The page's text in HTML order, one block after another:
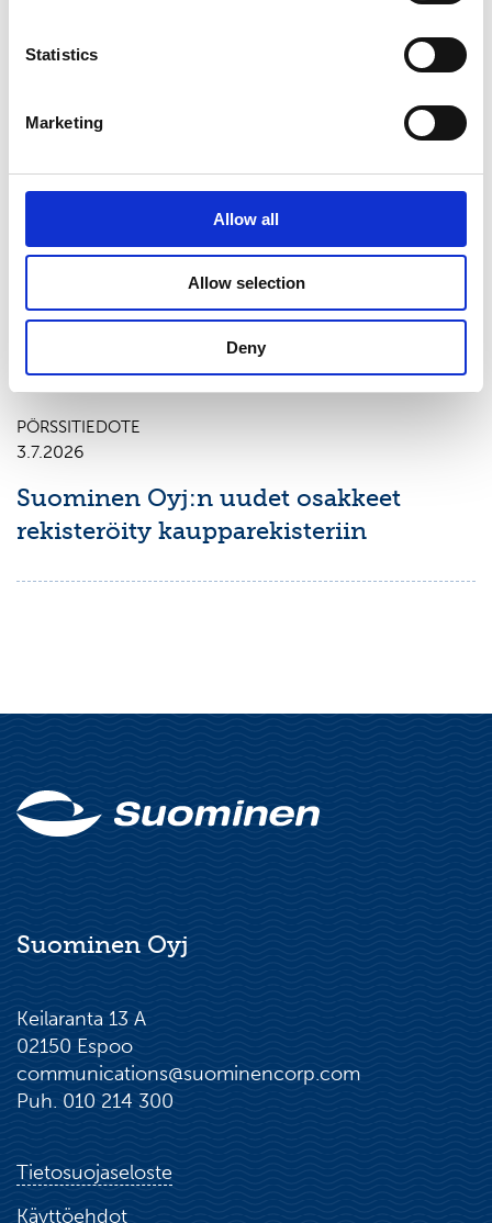
Statistics
Marketing
Allow all
Allow selection
Deny
Suominen Oyj:n puolivuosikatsaus
1.1.-30.6.2026
Arvopaperimarkkinalain 9 luvun 10
pykälän mukainen ilmoitus
omistusoikeuden muuttumisesta
PÖRSSITIEDOTE
3.7.2026
Suominen Oyj:n uudet osakkeet
rekisteröity kaupparekisteriin
Suominen Oyj
Keilaranta 13 A
02150 Espoo
communications@suominencorp.com
Puh. 010 214 300
Tietosuojaseloste
Käyttöehdot